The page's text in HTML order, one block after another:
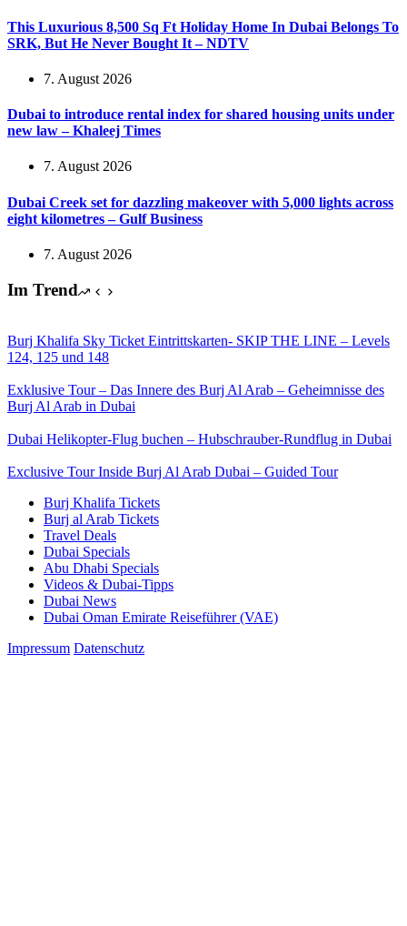
This Luxurious 8,500 Sq Ft Holiday Home In Dubai Belongs To
SRK, But He Never Bought It – NDTV
7. August 2026
Dubai to introduce rental index for shared housing units under
new law – Khaleej Times
7. August 2026
Dubai Creek set for dazzling makeover with 5,000 lights across
eight kilometres – Gulf Business
7. August 2026
Im Trend
Burj Khalifa Sky Ticket Eintrittskarten- SKIP THE LINE – Levels
124, 125 und 148
Exklusive Tour – Das Innere des Burj Al Arab – Geheimnisse des
Burj Al Arab in Dubai
Dubai Helikopter-Flug buchen – Hubschrauber-Rundflug in Dubai
Exclusive Tour Inside Burj Al Arab Dubai – Guided Tour
Burj Khalifa Tickets
Burj al Arab Tickets
Travel Deals
Dubai Specials
Abu Dhabi Specials
Videos & Dubai-Tipps
Dubai News
Dubai Oman Emirate Reiseführer (VAE)
Impressum Datenschutz